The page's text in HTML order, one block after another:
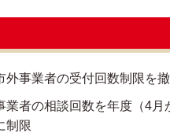
外事業者の受付回数制限を
業者の相談回数を年度（4月
制限